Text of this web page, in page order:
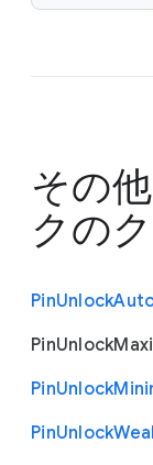
その
クの
PinUnlock
PinUnlock
PinUnlock
PinUnlock